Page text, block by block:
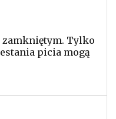
Tylko
picia mogą